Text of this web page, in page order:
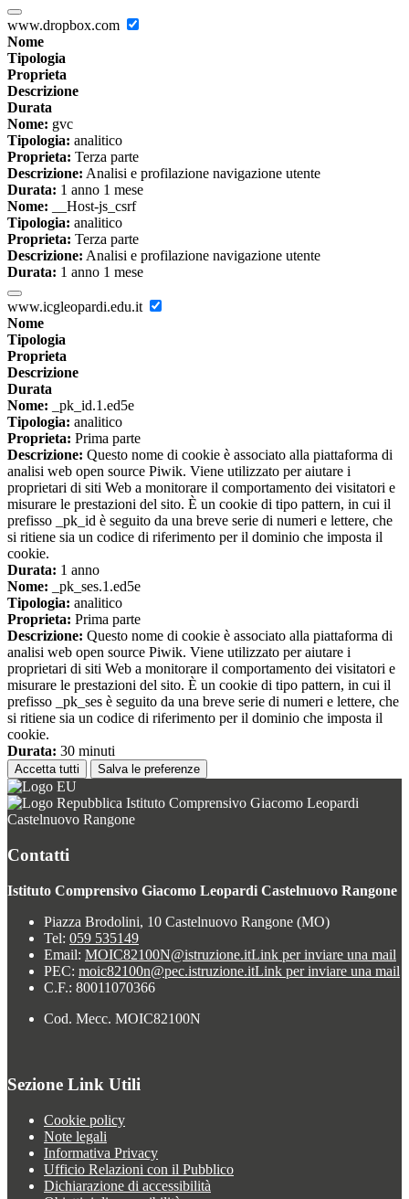
www.dropbox.com
Nome
Tipologia
Proprieta
Descrizione
Durata
Nome: gvc
Tipologia: analitico
Proprieta: Terza parte
Descrizione: Analisi e profilazione navigazione utente
Durata: 1 anno 1 mese
Nome: __Host-js_csrf
Tipologia: analitico
Proprieta: Terza parte
Descrizione: Analisi e profilazione navigazione utente
Durata: 1 anno 1 mese
www.icgleopardi.edu.it
Nome
Tipologia
Proprieta
Descrizione
Durata
Nome: _pk_id.1.ed5e
Tipologia: analitico
Proprieta: Prima parte
Descrizione: Questo nome di cookie è associato alla piattaforma di
analisi web open source Piwik. Viene utilizzato per aiutare i
proprietari di siti Web a monitorare il comportamento dei visitatori e
misurare le prestazioni del sito. È un cookie di tipo pattern, in cui il
prefisso _pk_id è seguito da una breve serie di numeri e lettere, che
si ritiene sia un codice di riferimento per il dominio che imposta il
cookie.
Durata: 1 anno
Nome: _pk_ses.1.ed5e
Tipologia: analitico
Proprieta: Prima parte
Descrizione: Questo nome di cookie è associato alla piattaforma di
analisi web open source Piwik. Viene utilizzato per aiutare i
proprietari di siti Web a monitorare il comportamento dei visitatori e
misurare le prestazioni del sito. È un cookie di tipo pattern, in cui il
prefisso _pk_ses è seguito da una breve serie di numeri e lettere, che
si ritiene sia un codice di riferimento per il dominio che imposta il
cookie.
Durata: 30 minuti
Accetta tutti Salva le preferenze
Istituto Comprensivo Giacomo Leopardi
Castelnuovo Rangone
Contatti
Istituto Comprensivo Giacomo Leopardi Castelnuovo Rangone
Piazza Brodolini, 10 Castelnuovo Rangone (MO)
Tel: 059 535149
Email: MOIC82100N@istruzione.itLink per inviare una mail
PEC: moic82100n@pec.istruzione.itLink per inviare una mail
C.F.: 80011070366
Cod. Mecc. MOIC82100N
Sezione Link Utili
Cookie policy
Note legali
Informativa Privacy
Ufficio Relazioni con il Pubblico
Dichiarazione di accessibilità